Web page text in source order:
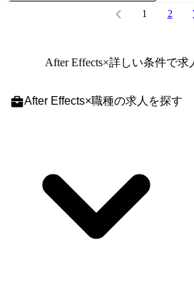
不足している部分を補える方 現在、スウェ
を吸収しながら業務に取り組んでいただきま
けるクリエイティブ体制の中核メンバーとし
プロイメント・コントラクト ( 契約社員 )で
技術領域に異動の可能性がございます。 合
営業所への転勤可能性がございます。
に、6つのPIGG PRIDES(大事にする価値観)
ースしてきた実績があります。 現在注力している「ピグパーティ」は9
年目のサービスですが、会員数1000万を突
ュニティ事業」を開発しており、ピグの目指
1 2
After Effects×詳しい条件で求
After Effects×職種の求人を探す